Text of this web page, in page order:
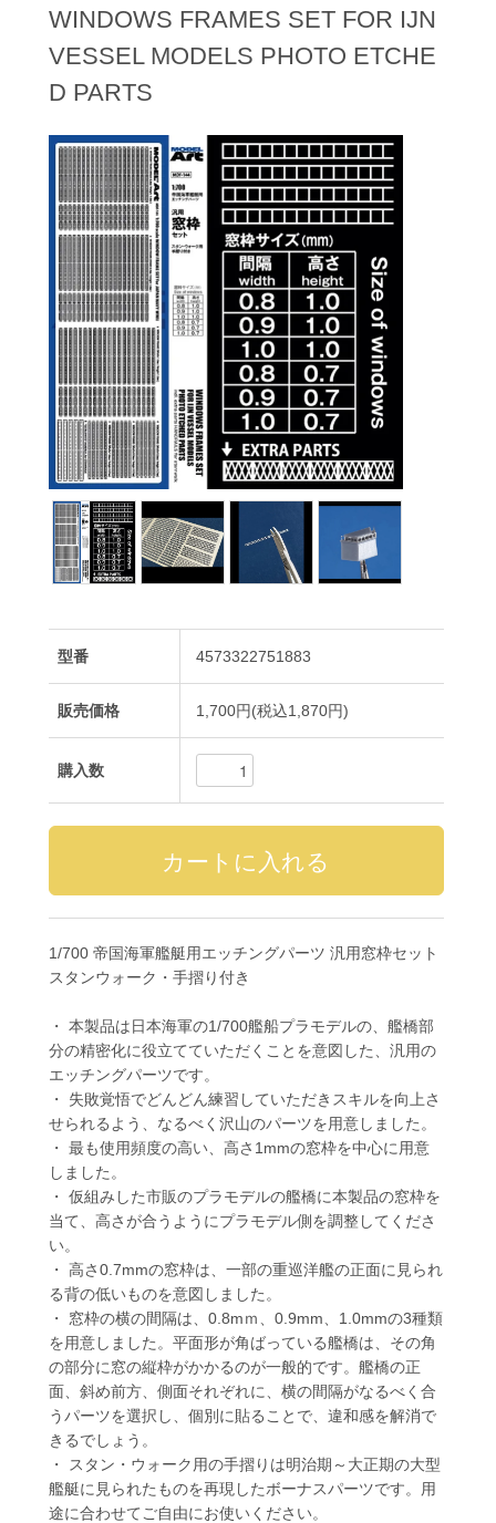
WINDOWS FRAMES SET FOR IJN
VESSEL MODELS PHOTO ETCHE
D PARTS
型番 4573322751883
販売価格 1,700円(税込1,870円)
購入数
1/700 帝国海軍艦艇用エッチングパーツ 汎用窓枠セット
スタンウォーク・手摺り付き
・ 本製品は日本海軍の1/700艦船プラモデルの、艦橋部
分の精密化に役立てていただくことを意図した、汎用の
エッチングパーツです。
・ 失敗覚悟でどんどん練習していただきスキルを向上さ
せられるよう、なるべく沢山のパーツを用意しました。
・ 最も使用頻度の高い、高さ1mmの窓枠を中心に用意
しました。
・ 仮組みした市販のプラモデルの艦橋に本製品の窓枠を
当て、高さが合うようにプラモデル側を調整してくださ
い。
・ 高さ0.7mmの窓枠は、一部の重巡洋艦の正面に見られ
る背の低いものを意図しました。
・ 窓枠の横の間隔は、0.8mｍ、0.9mm、1.0mmの3種類
を用意しました。平面形が角ばっている艦橋は、その角
の部分に窓の縦枠がかかるのが一般的です。艦橋の正
面、斜め前方、側面それぞれに、横の間隔がなるべく合
うパーツを選択し、個別に貼ることで、違和感を解消で
きるでしょう。
・ スタン・ウォーク用の手摺りは明治期～大正期の大型
艦艇に見られたものを再現したボーナスパーツです。用
途に合わせてご自由にお使いください。